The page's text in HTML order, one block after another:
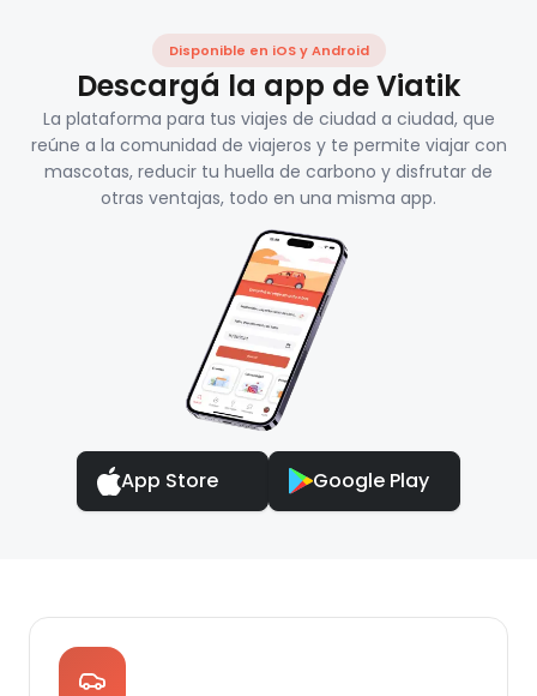
Disponible en iOS y Android
Descargá la app de Viatik
La plataforma para tus viajes de ciudad a ciudad, que
reúne a la comunidad de viajeros y te permite viajar con
mascotas, reducir tu huella de carbono y disfrutar de
otras ventajas, todo en una misma app.
App Store Google Play